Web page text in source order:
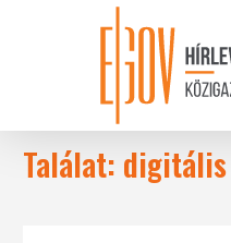
Találat: